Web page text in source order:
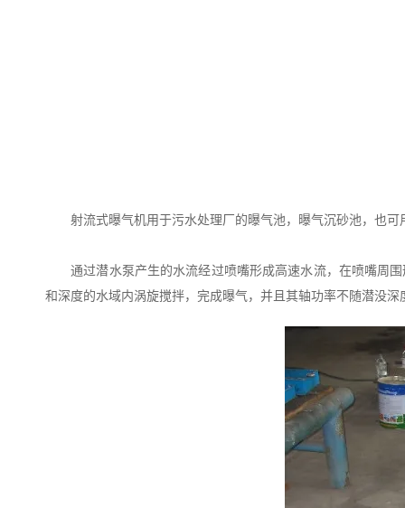
射流式曝气机用于污水处理厂的曝气池，曝气沉砂池，也可
通过潜水泵产生的水流经过喷嘴形成高速水流，在喷嘴周围
和深度的水域内涡旋搅拌，完成曝气，并且其轴功率不随潜没